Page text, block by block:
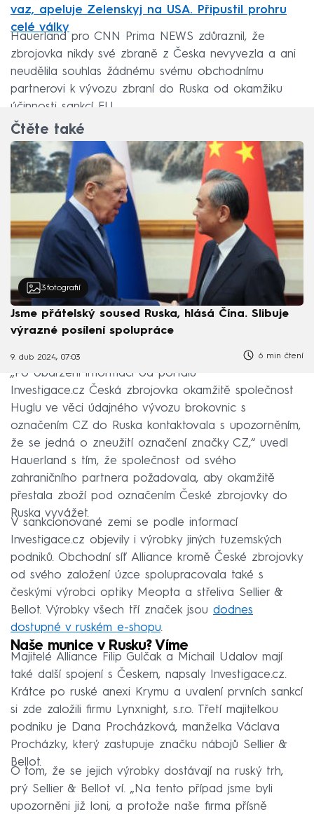
vaz, apeluje Zelenskyj na USA. Připustil prohru
celé války
Hauerland pro CNN Prima NEWS zdůraznil, že
zbrojovka nikdy své zbraně z Česka nevyvezla a ani
neudělila souhlas žádnému svému obchodnímu
partnerovi k vývozu zbraní do Ruska od okamžiku
účinnosti sankcí EU.
Čtěte také
3 fotografií
Jsme přátelský soused Ruska, hlásá Čína. Slibuje
výrazné posílení spolupráce
9. dub 2024, 07:03 6 min čtení
„Po obdržení informací od portálu
Investigace.cz Česká zbrojovka okamžitě společnost
Huglu ve věci údajného vývozu brokovnic s
označením CZ do Ruska kontaktovala s upozorněním,
že se jedná o zneužití označení značky CZ,“ uvedl
Hauerland s tím, že společnost od svého
zahraničního partnera požadovala, aby okamžitě
přestala zboží pod označením České zbrojovky do
Ruska vyvážet.
V sankcionované zemi se podle informací
Investigace.cz objevily i výrobky jiných tuzemských
podniků. Obchodní síť Alliance kromě České zbrojovky
od svého založení úzce spolupracovala také s
českými výrobci optiky Meopta a střeliva Sellier &
Bellot. Výrobky všech tří značek jsou dodnes
dostupné v ruském e-shopu.
Naše munice v Rusku? Víme
Majitelé Alliance Filip Gulčak a Michail Udalov mají
také další spojení s Českem, napsaly Investigace.cz.
Krátce po ruské anexi Krymu a uvalení prvních sankcí
si zde založili firmu Lynxnight, s.r.o. Třetí majitelkou
podniku je Dana Procházková, manželka Václava
Procházky, který zastupuje značku nábojů Sellier &
Bellot.
O tom, že se jejich výrobky dostávají na ruský trh,
prý Sellier & Bellot ví. „Na tento případ jsme byli
upozorněni již loni, a protože naše firma přísně